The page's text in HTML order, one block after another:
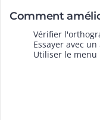
Comment
Vérifier
Essayer avec
Utiliser le menu